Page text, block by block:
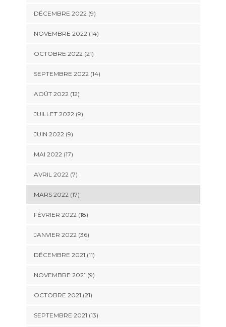
DÉCEMBRE 2022 (9)
NOVEMBRE 2022 (14)
OCTOBRE 2022 (21)
SEPTEMBRE 2022 (14)
AOÛT 2022 (12)
JUILLET 2022 (9)
JUIN 2022 (9)
MAI 2022 (17)
AVRIL 2022 (7)
MARS 2022 (17)
FÉVRIER 2022 (18)
JANVIER 2022 (36)
DÉCEMBRE 2021 (11)
NOVEMBRE 2021 (9)
OCTOBRE 2021 (21)
SEPTEMBRE 2021 (13)